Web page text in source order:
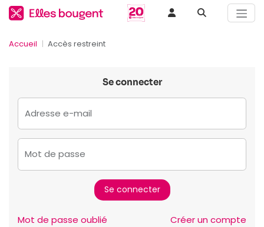
Accueil Accès restreint
Se connecter
Adresse e-mail
Mot de passe
Mot de passe oublié Créer un compte